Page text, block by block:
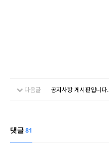
다음글 공지사항 게시판입니다.
댓글81